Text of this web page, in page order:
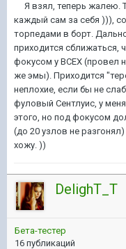
Я взял, теперь жалею.
каждый сам за себя ))),
торпедами в борт.
приходится сближаться,
фокусом у ВСЕХ (провел
же эмы). Приходится
неплохие, если бы не
фуловый Сентлуис, у
этого, но под фокусом
(до 20 узлов не
хожу. ))
DelighT_T
Бета-тестер
16 публикаций